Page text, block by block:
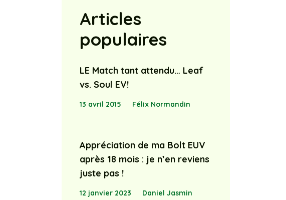
Articles
populaires
LE Match tant attendu… Leaf
vs. Soul EV!
13 avril 2015 Félix Normandin
Appréciation de ma Bolt EUV
après 18 mois : je n’en reviens
juste pas !
12 janvier 2023 Daniel Jasmin